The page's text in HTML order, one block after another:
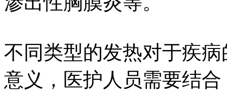
不同类型的发热对于疾
意义，医护人员需要结合